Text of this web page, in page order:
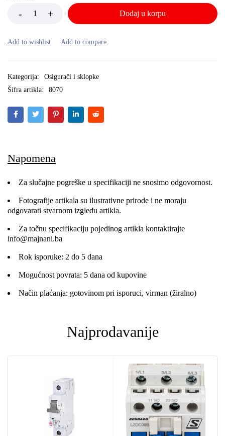
Dodaj u korpu
Kategorija:
Osigurači i sklopke
Šifra artikla:
8070
Napomena
Za slučajne pogreške u specifikaciji ne snosimo odgovornost.
Fotografije artikala su ilustrativne prirode i ne moraju
odgovarati stvarnom izgledu artikla.
Za točnu specifikaciju pojedinog artikla kontaktirajte
info@majnani.ba
Rok isporuke: 2 do 5 dana
Mogućnost povrata: 5 dana od kupovine
Način plaćanja: gotovinom pri isporuci, virman (žiralno)
Najprodavanije